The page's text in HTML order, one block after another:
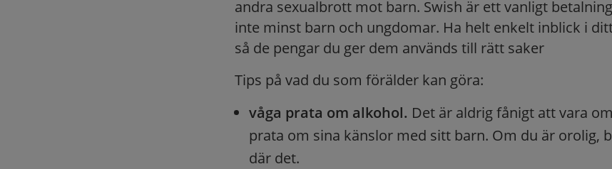
andra sexualbrott mot barn. Swish är ett vanligt
inte minst barn och ungdomar. Ha helt enkelt inblick i
så de pengar du ger dem används till rätt saker
Tips på vad du som förälder kan göra:
våga prata om alkohol. Det är aldrig fånigt att vara
prata om sina känslor med sitt barn. Om du är orolig,
där det.